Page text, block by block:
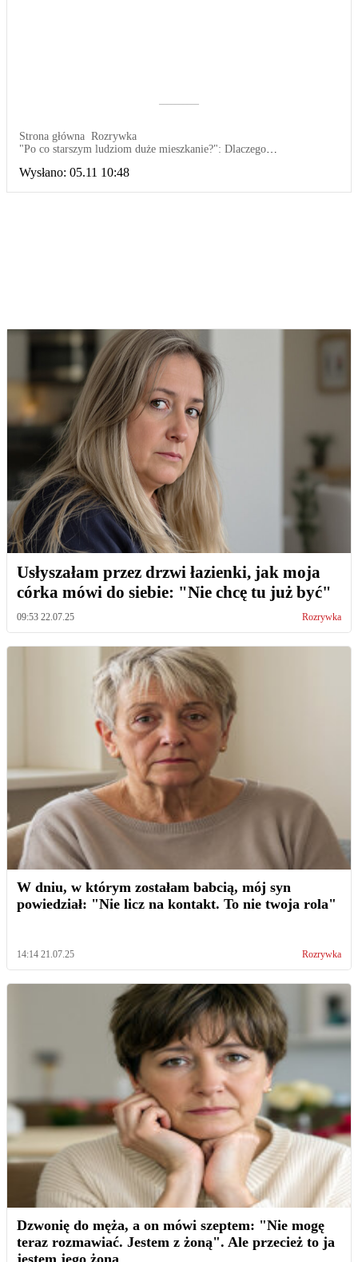
––––––––––
Strona główna Rozrywka
"Po co starszym ludziom duże mieszkanie?": Dlaczego
wygodnych warunków?
Wysłano: 05.11 10:48
Usłyszałam przez drzwi łazienki, jak moja
córka mówi do siebie: "Nie chcę tu już być"
09:53 22.07.25 Rozrywka
W dniu, w którym zostałam babcią, mój syn
powiedział: "Nie licz na kontakt. To nie twoja rola"
14:14 21.07.25 Rozrywka
Dzwonię do męża, a on mówi szeptem: "Nie mogę
teraz rozmawiać. Jestem z żoną". Ale przecież to ja
jestem jego żoną